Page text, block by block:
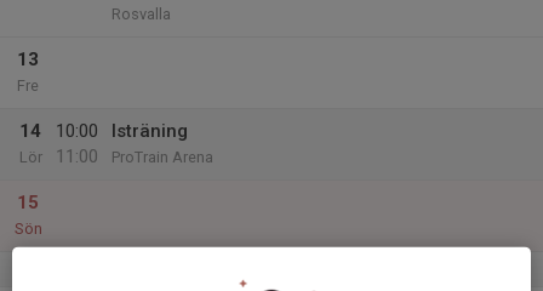
Rosvalla
13
Fre
14
Lör
10:00
11:00
Isträning
ProTrain Arena
15
Sön